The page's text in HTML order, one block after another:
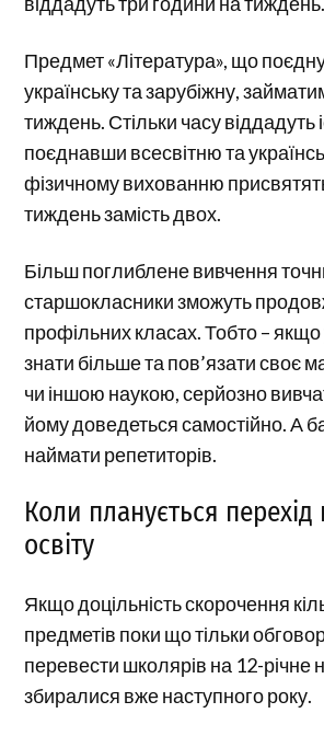
Предмет «Література», що
українську та зарубіжну,
тиждень. Стільки часу віддадуть
поєднавши всесвітню та
фізичному вихованню
тиждень замість двох.
Більш поглиблене вивчення
старшокласники зможуть
профільних класах. Тобто – якщо
знати більше та пов’язати своє
чи іншою наукою, серйозно
йому доведеться самостійно. А
наймати репетиторів.
Коли планується перехід
освіту
Якщо доцільність скорочення
предметів поки що тільки
перевести школярів на 12-річне
збиралися вже наступного року.